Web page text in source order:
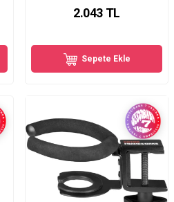
2.043 TL
Sepete Ekle